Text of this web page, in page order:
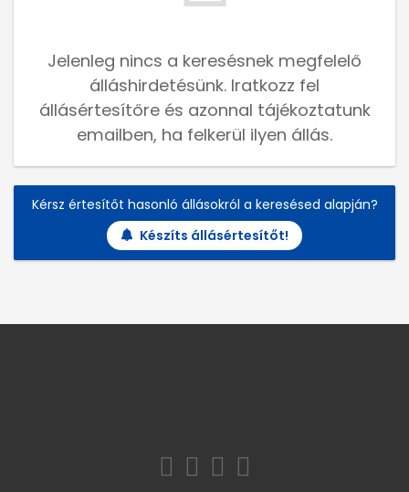
Jelenleg nincs a keresésnek megfelelő
álláshirdetésünk. Iratkozz fel
állásértesítőre és azonnal tájékoztatunk
emailben, ha felkerül ilyen állás.
Kérsz értesítőt hasonló állásokról a keresésed alapján?
Készíts állásértesítőt!